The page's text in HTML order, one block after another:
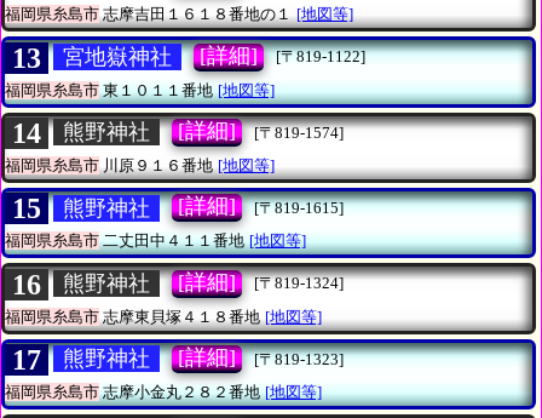
福岡県糸島市志摩吉田１６１８番地の１ [地図等]
13 宮地嶽神社 [詳細]
[〒819-1122]
福岡県糸島市東１０１１番地 [地図等]
14 熊野神社 [詳細]
[〒819-1574]
福岡県糸島市 川原９１６番地 [地図等]
15 熊野神社 [詳細]
[〒819-1615]
福岡県糸島市二丈田中４１１番地 [地図等]
16 熊野神社 [詳細]
[〒819-1324]
福岡県糸島市 志摩東貝塚４１８番地 [地図等]
17 熊野神社 [詳細]
[〒819-1323]
福岡県糸島市志摩小金丸２８２番地 [地図等]